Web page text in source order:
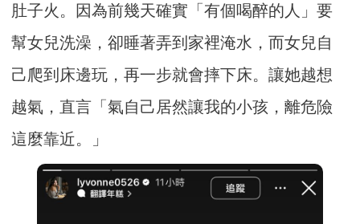
肚子火。因為前幾天確實「有個喝醉的人」要
幫女兒洗澡，卻睡著弄到家裡淹水，而女兒自
己爬到床邊玩，再一步就會摔下床。讓她越想
越氣，直言「氣自己居然讓我的小孩，離危險
這麼靠近。」